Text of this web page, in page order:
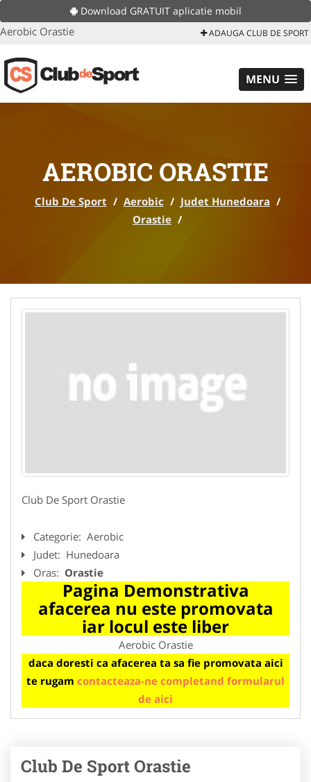
Download GRATUIT aplicatie mobil
Aerobic Orastie ADAUGA CLUB DE SPORT
MENU
AEROBIC ORASTIE
Club De Sport / Aerobic / Judet Hunedoara /
Orastie /
Club De Sport Orastie
Categorie: Aerobic
Judet: Hunedoara
Oras: Orastie
Pagina Demonstrativa
afacerea nu este promovata
iar locul este liber
Aerobic Orastie
daca doresti ca afacerea ta sa fie promovata aici
te rugam contacteaza-ne completand formularul
de aici
Club De Sport Orastie